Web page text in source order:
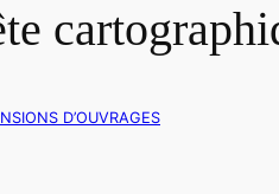
D’OUVRAGES